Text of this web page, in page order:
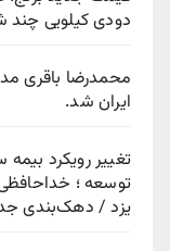
دودی کیلویی چند
ایران شد.
تغییر رویکرد
توسعه ؛ خداحافظی
یزد / دهک‌بندی